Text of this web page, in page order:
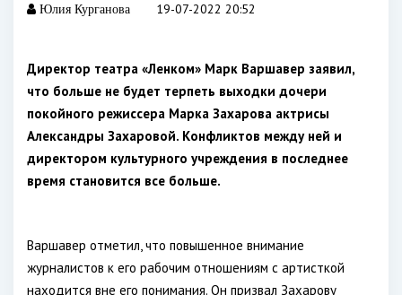
Юлия Курганова 19-07-2022 20:52
Директор театра «Ленком» Марк Варшавер заявил,
что больше не будет терпеть выходки дочери
покойного режиссера Марка Захарова актрисы
Александры Захаровой. Конфликтов между ней и
директором культурного учреждения в последнее
время становится все больше.
Варшавер отметил, что повышенное внимание
журналистов к его рабочим отношениям с артисткой
находится вне его понимания. Он призвал Захарову